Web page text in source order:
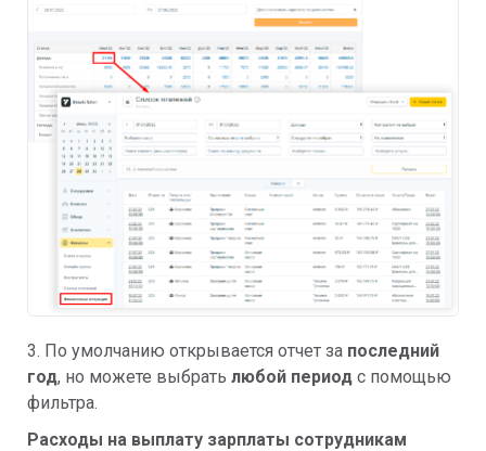
3. По умолчанию открывается отчет за последний
год, но можете выбрать любой период с помощью
фильтра.
Расходы на выплату зарплаты сотрудникам